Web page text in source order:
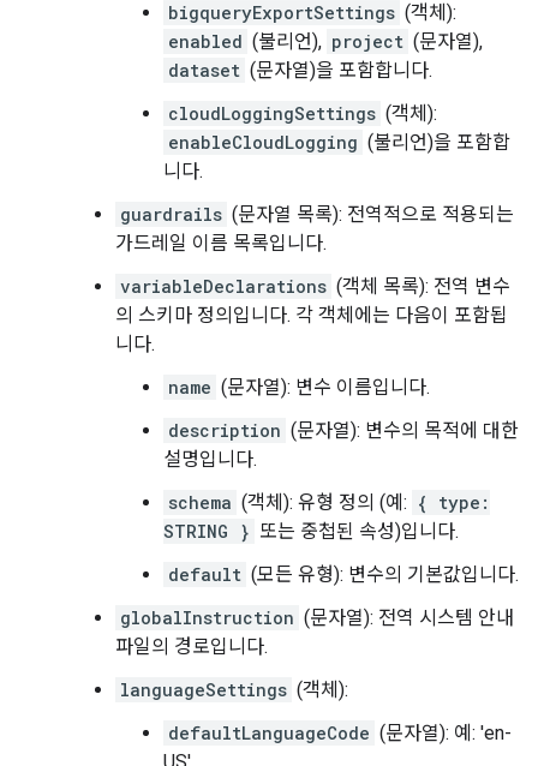
bigqueryExportSettings (객체):
enabled (불리언), project (문자열),
dataset (문자열)을 포함합니다.
cloudLoggingSettings (객체):
enableCloudLogging (불리언)을 포함합
니다.
guardrails (문자열 목록): 전역적으로 적용되는
가드레일 이름 목록입니다.
variableDeclarations (객체 목록): 전역 변수
의 스키마 정의입니다. 각 객체에는 다음이 포함됩
니다.
name (문자열): 변수 이름입니다.
description (문자열): 변수의 목적에 대한
설명입니다.
schema (객체): 유형 정의 (예: { type:
STRING } 또는 중첩된 속성)입니다.
default (모든 유형): 변수의 기본값입니다.
globalInstruction (문자열): 전역 시스템 안내
파일의 경로입니다.
languageSettings (객체):
defaultLanguageCode (문자열): 예: 'en-